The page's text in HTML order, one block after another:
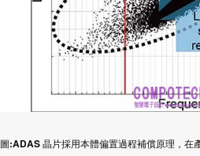
圖:ADAS 晶片採用本體偏置過程補償原理，在